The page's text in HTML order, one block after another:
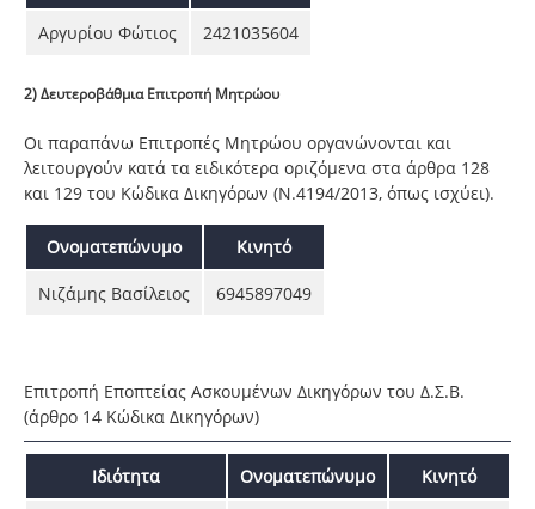
Αργυρίου Φώτιος 2421035604
2) Δευτεροβάθμια Επιτροπή Μητρώου
Οι παραπάνω Επιτροπές Μητρώου οργανώνονται και
λειτουργούν κατά τα ειδικότερα οριζόμενα στα άρθρα 128
και 129 του Κώδικα Δικηγόρων (Ν.4194/2013, όπως ισχύει).
Ονοματεπώνυμο Κινητό
Νιζάμης Βασίλειος 6945897049
Επιτροπή Εποπτείας Ασκουμένων Δικηγόρων του Δ.Σ.Β.
(άρθρο 14 Κώδικα Δικηγόρων)
Ιδιότητα Ονοματεπώνυμο Κινητό